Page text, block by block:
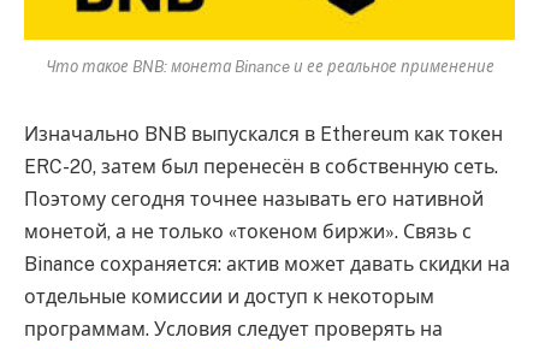
Что такое BNB: монета Binance и ее реальное применение
Изначально BNB выпускался в Ethereum как токен
ERC-20, затем был перенесён в собственную сеть.
Поэтому сегодня точнее называть его нативной
монетой, а не только «токеном биржи». Связь с
Binance сохраняется: актив может давать скидки на
отдельные комиссии и доступ к некоторым
программам. Условия следует проверять на